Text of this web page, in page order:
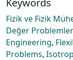
Fizik ve Fizik
Değer
Engineering,
Problems,